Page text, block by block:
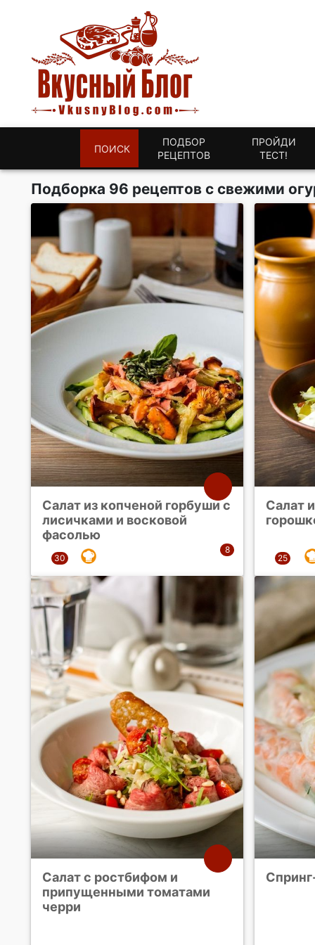
ПОИСК
ПОДБОР
РЕЦЕПТОВ
ПРОЙДИ
ТЕСТ!
Подборка 96 рецептов с свежими
Салат из копченой горбуши с
лисичками и восковой
фасолью
Салат
Салат с ростбифом и
припущенными томатами
черри